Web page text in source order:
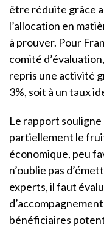
être réduite grâce
l’allocation en
à prouver. Pour
comité
repris une activité
3%, soit à un taux
Le rapport
partiellement le
économique, peu
n’oublie pas
experts, il faut
bénéficiaires